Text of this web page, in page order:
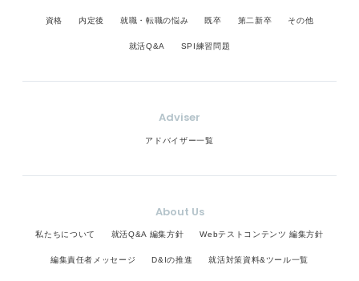
資格 内定後 就職・転職の悩み 既卒 第二新卒 その他
就活Q&A SPI練習問題
Adviser
アドバイザー一覧
About Us
私たちについて 就活Q&A 編集方針 Webテストコンテンツ 編集方針
編集責任者メッセージ D&Iの推進 就活対策資料&ツール一覧